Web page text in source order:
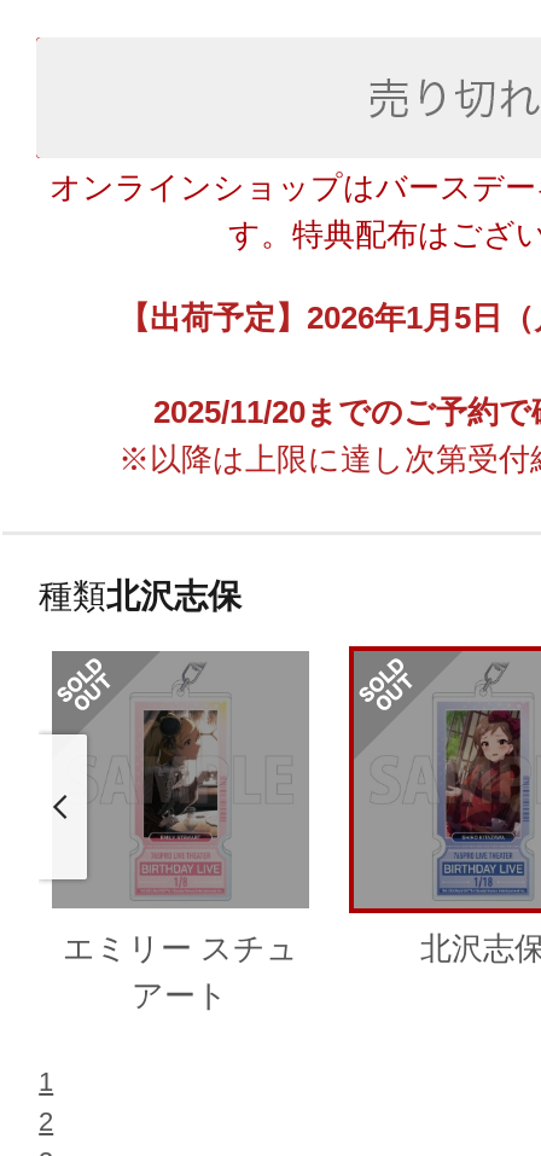
オンラインショップはバースデ
す。特典配布はござ
【出荷予定】2026年1月5日
2025/11/20までのご予約
※以降は上限に達し次第受付
種類北沢志保
エミリー スチュ
アート
北沢志
1
2